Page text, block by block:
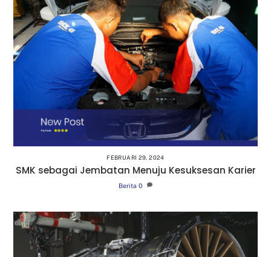
FEBRUARI 29, 2024
SMK sebagai Jembatan Menuju Kesuksesan Karier
Berita 0